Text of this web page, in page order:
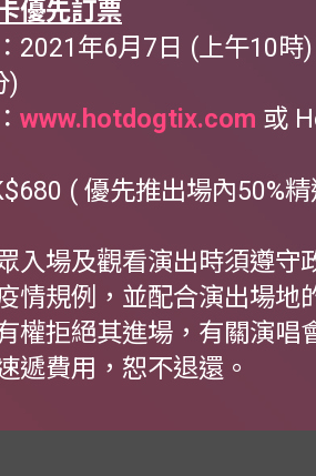
優先訂票
2021年6月7日 (上午10時
)
www.hotdogtix.com 或
( 優先推出場內50%
入場及觀看演出時須遵守
情規例，並配合演出場地
權拒絕其進場，有關演唱
遞費用，恕不退還。